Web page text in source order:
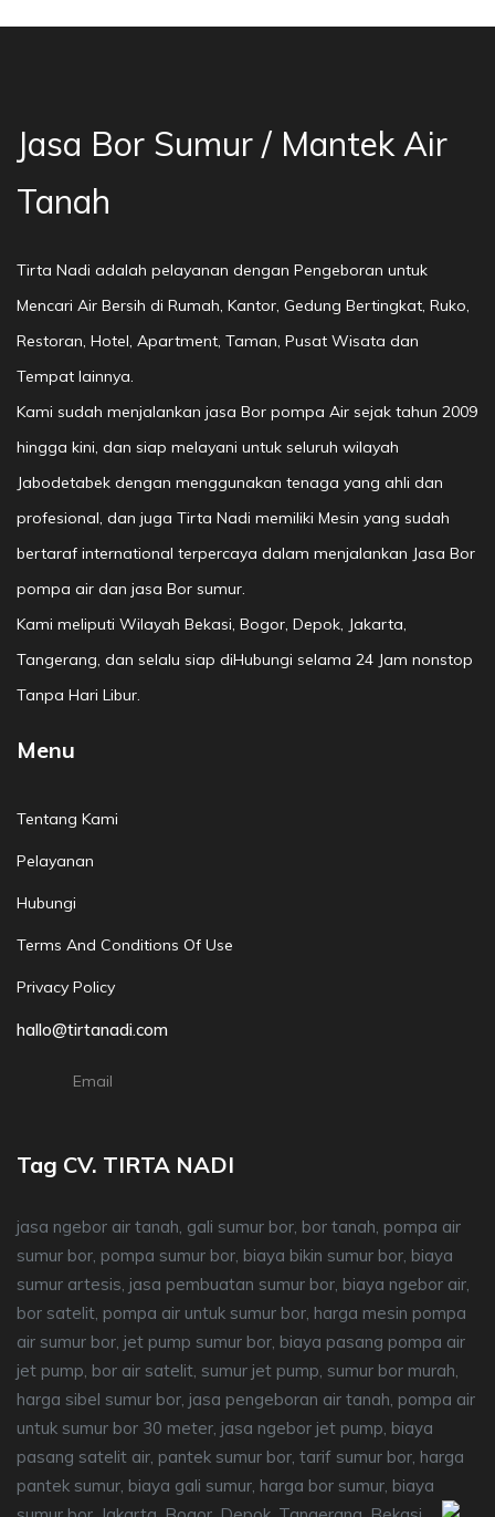
Jasa Bor Sumur / Mantek Air
Tanah
Tirta Nadi adalah pelayanan dengan Pengeboran untuk
Mencari Air Bersih di Rumah, Kantor, Gedung Bertingkat, Ruko,
Restoran, Hotel, Apartment, Taman, Pusat Wisata dan
Tempat lainnya.
Kami sudah menjalankan jasa Bor pompa Air sejak tahun 2009
hingga kini, dan siap melayani untuk seluruh wilayah
Jabodetabek dengan menggunakan tenaga yang ahli dan
profesional, dan juga Tirta Nadi memiliki Mesin yang sudah
bertaraf international terpercaya dalam menjalankan Jasa Bor
pompa air dan jasa Bor sumur.
Kami meliputi Wilayah Bekasi, Bogor, Depok, Jakarta,
Tangerang, dan selalu siap diHubungi selama 24 Jam nonstop
Tanpa Hari Libur.
Menu
Tentang Kami
Pelayanan
Hubungi
Terms And Conditions Of Use
Privacy Policy
hallo@tirtanadi.com
Email
Tag CV. TIRTA NADI
jasa ngebor air tanah, gali sumur bor, bor tanah, pompa air
sumur bor, pompa sumur bor, biaya bikin sumur bor, biaya
sumur artesis, jasa pembuatan sumur bor, biaya ngebor air,
bor satelit, pompa air untuk sumur bor, harga mesin pompa
air sumur bor, jet pump sumur bor, biaya pasang pompa air
jet pump, bor air satelit, sumur jet pump, sumur bor murah,
harga sibel sumur bor, jasa pengeboran air tanah, pompa air
untuk sumur bor 30 meter, jasa ngebor jet pump, biaya
pasang satelit air, pantek sumur bor, tarif sumur bor, harga
pantek sumur, biaya gali sumur, harga bor sumur, biaya